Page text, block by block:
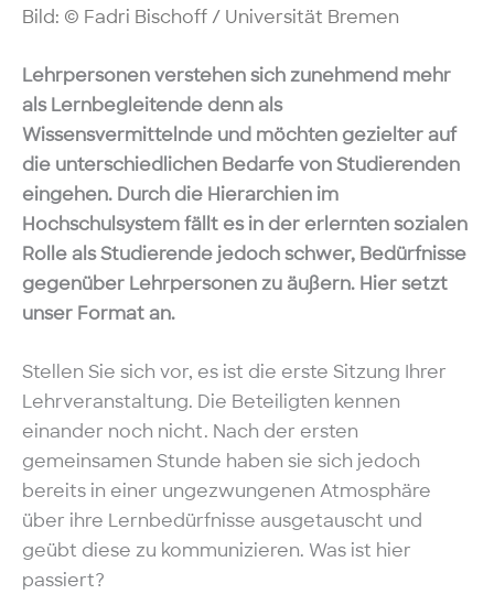
Bild: © Fadri Bischoff / Universität Bremen
Lehrpersonen verstehen sich zunehmend mehr
als Lernbegleitende denn als
Wissensvermittelnde und möchten gezielter auf
die unterschiedlichen Bedarfe von Studierenden
eingehen. Durch die Hierarchien im
Hochschulsystem fällt es in der erlernten sozialen
Rolle als Studierende jedoch schwer, Bedürfnisse
gegenüber Lehrpersonen zu äußern. Hier setzt
unser Format an.
Stellen Sie sich vor, es ist die erste Sitzung Ihrer
Lehrveranstaltung. Die Beteiligten kennen
einander noch nicht. Nach der ersten
gemeinsamen Stunde haben sie sich jedoch
bereits in einer ungezwungenen Atmosphäre
über ihre Lernbedürfnisse ausgetauscht und
geübt diese zu kommunizieren. Was ist hier
passiert?